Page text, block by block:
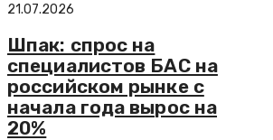
21.07.2026
Шпак: спрос на
специалистов БАС на
российском рынке с
начала года вырос на
20%